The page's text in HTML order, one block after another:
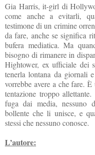
Gia Harris, it-girl di
come anche a evitarli,
testimone di un crimine
da fare, anche se significa
bufera mediatica. Ma
bisogno di rimanere in
Hightower, ex ufficiale dei
tenerla lontana da giornali
vorrebbe avere a che fare.
tentazione troppo
fuga dai media, nessuno
bollente che li unisce, e
stessi che nessuno conosce.
L’autore: